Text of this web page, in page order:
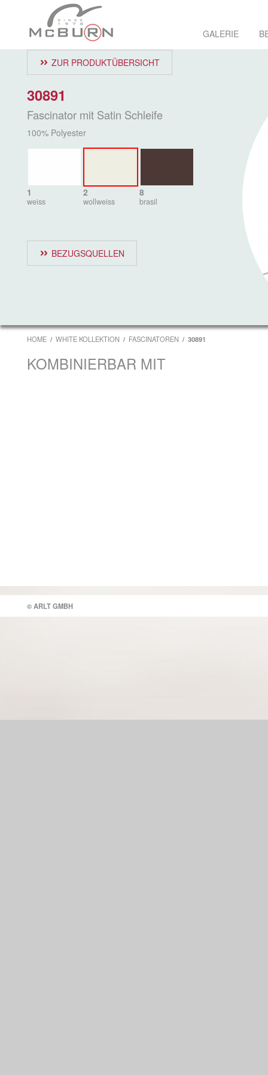
GALERIE
ZUR PRODUKTÜBERSICHT
30891
Fascinator mit Satin Schleife
100% Polyester
1
weiss
2
wollweiss
8
brasil
BEZUGSQUELLEN
HOME WHITE KOLLEKTION FASCINATOREN 30891
KOMBINIERBAR MIT
© ARLT GMBH